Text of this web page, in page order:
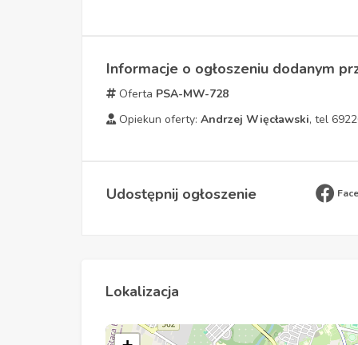
Informacje o ogłoszeniu dodanym
Oferta PSA-MW-728
Opiekun oferty: Andrzej Więcławski, tel
Udostępnij ogłoszenie
Lokalizacja